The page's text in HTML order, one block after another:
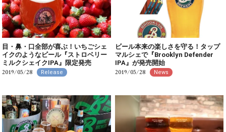
目・鼻・口全部が喜ぶ！いちごシェ
イクのようなビール『ストロベリー
ミルクシェイクIPA』限定発売
2019/05/28 Release
ビール本来の楽しさを守る！タップ
マルシェで『Brooklyn Defender
IPA』が発売開始
2019/05/28 News